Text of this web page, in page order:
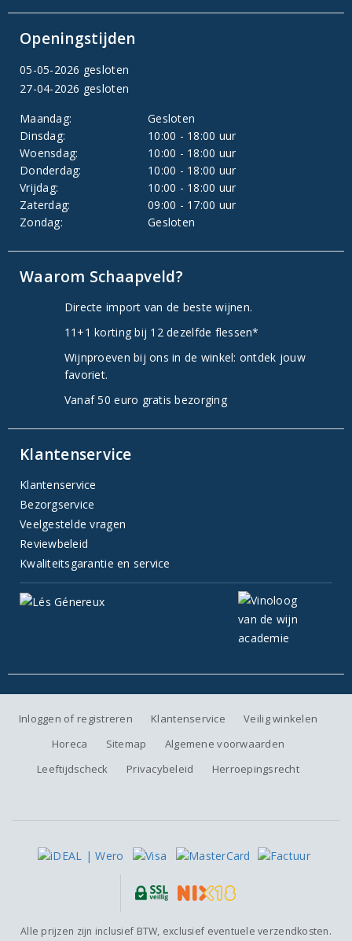
Openingstijden
05-05-2026 gesloten
27-04-2026 gesloten
Maandag:
Gesloten
Dinsdag:
10:00 - 18:00 uur
Woensdag:
10:00 - 18:00 uur
Donderdag:
10:00 - 18:00 uur
Vrijdag:
10:00 - 18:00 uur
Zaterdag:
09:00 - 17:00 uur
Zondag:
Gesloten
Waarom Schaapveld?
Directe import van de beste wijnen.
11+1 korting bij 12 dezelfde flessen*
Wijnproeven bij ons in de winkel: ontdek jouw
favoriet.
Vanaf 50 euro gratis bezorging
Klantenservice
Klantenservice
Bezorgservice
Veelgestelde vragen
Reviewbeleid
Kwaliteitsgarantie en service
Inloggen of registreren Klantenservice
Veilig winkelen
Horeca
Sitemap
Algemene voorwaarden
Leeftijdscheck
Privacybeleid Herroepingsrecht
Alle prijzen zijn inclusief BTW, exclusief eventuele verzendkosten.